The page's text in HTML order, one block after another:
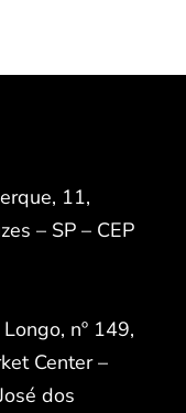
11,
– SP – CEP
nº 149,
Center –
dos